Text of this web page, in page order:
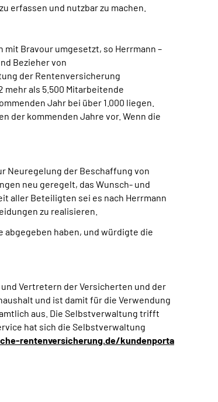
erfassen und nutzbar zu machen.
Bravour umgesetzt, so Herrmann –
Bezieher von
der Rentenversicherung
als 5.500 Mitarbeitende
Jahr bei über 1.000 liegen.
der kommenden Jahre vor. Wenn die
Neuregelung der Beschaffung von
neu geregelt, das Wunsch- und
aller Beteiligten sei es nach Herrmann
zu realisieren.
abgegeben haben, und würdigte die
Vertretern der Versicherten und der
und ist damit für die Verwendung
aus. Die Selbstverwaltung trifft
hat sich die Selbstverwaltung
rentenversicherung.de/kundenporta